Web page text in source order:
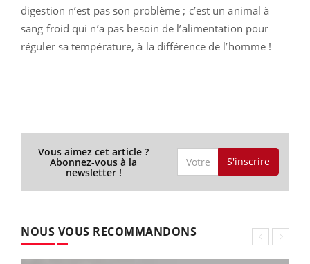
digestion n’est pas son problème ; c’est un animal à
sang froid qui n’a pas besoin de l’alimentation pour
réguler sa température, à la différence de l’homme !
Vous aimez cet article ?
Abonnez-vous à la
newsletter !
S'inscrire
NOUS VOUS RECOMMANDONS